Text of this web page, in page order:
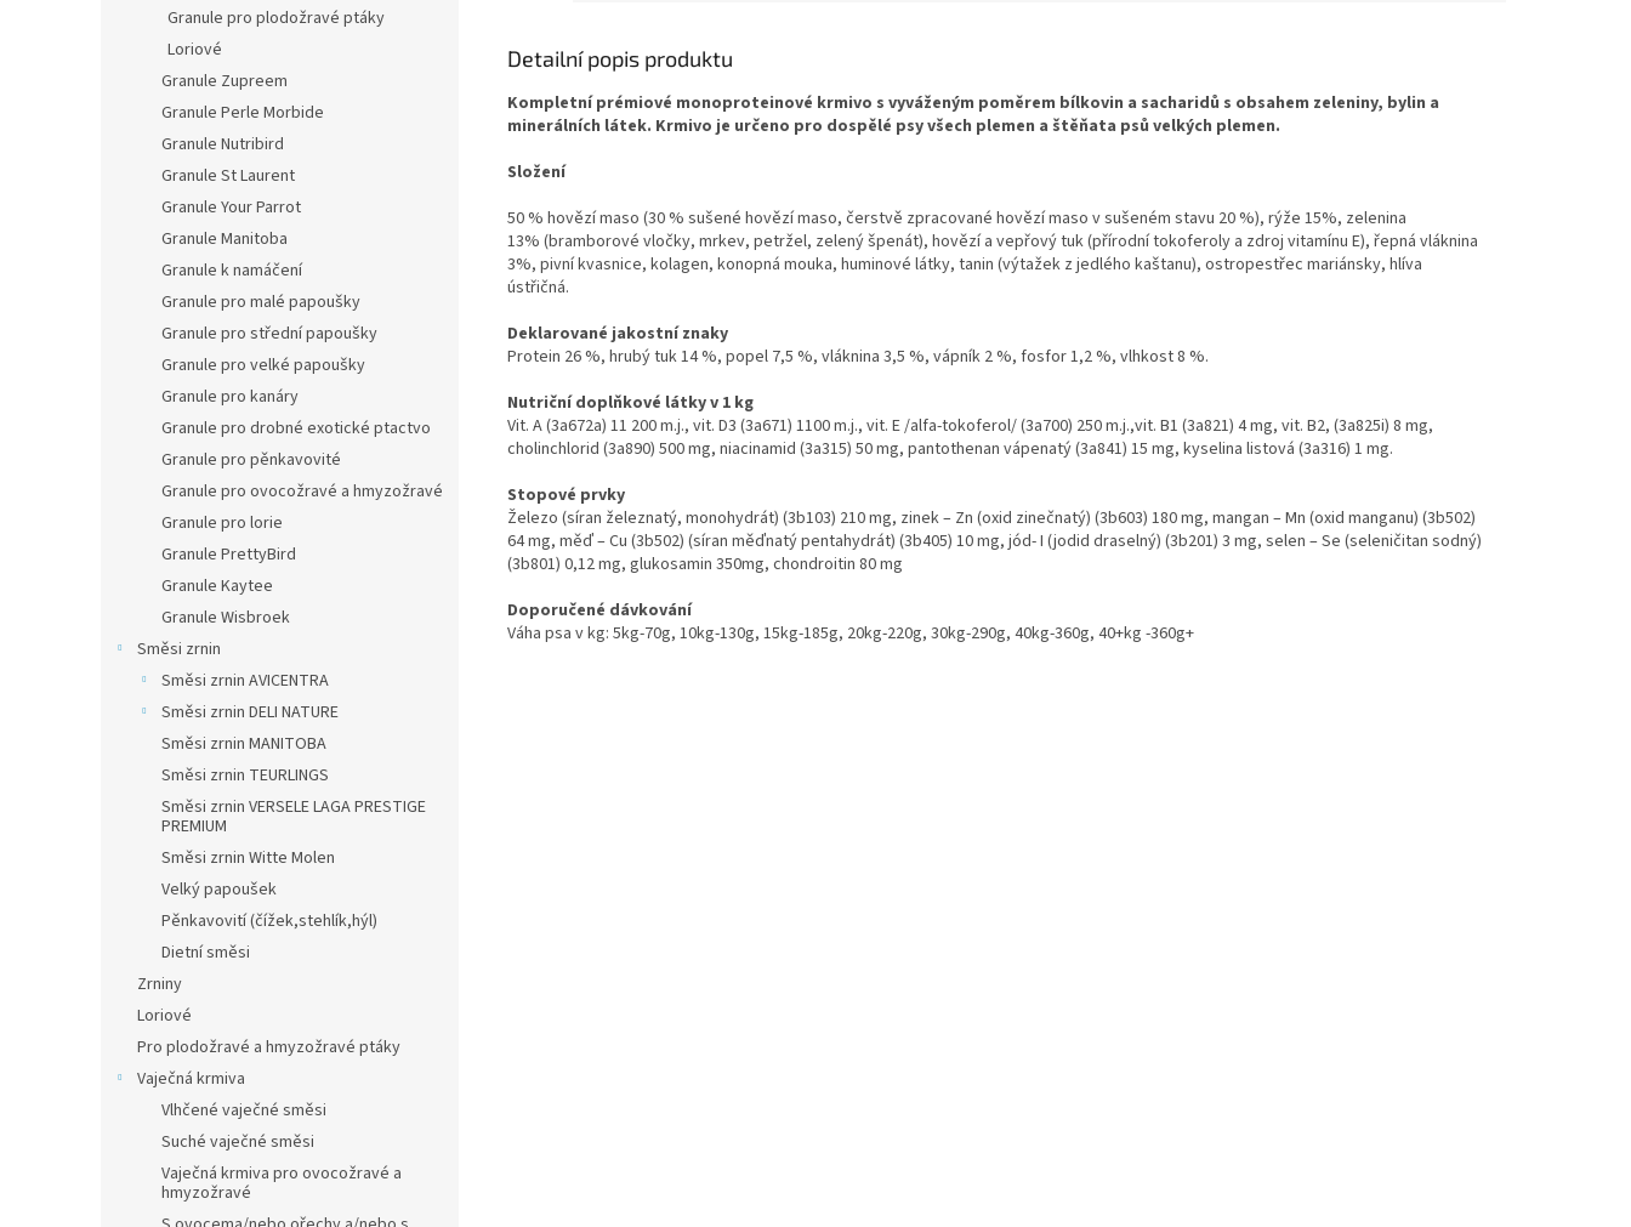
Granule pro plodožravé ptáky
Loriové
Granule Zupreem
Granule Perle Morbide
Granule Nutribird
Granule St Laurent
Granule Your Parrot
Granule Manitoba
Granule k namáčení
Granule pro malé papoušky
Granule pro střední papoušky
Granule pro velké papoušky
Granule pro kanáry
Granule pro drobné exotické ptactvo
Granule pro pěnkavovité
Granule pro ovocožravé a hmyzožravé
Granule pro lorie
Granule PrettyBird
Granule Kaytee
Granule Wisbroek
Směsi zrnin
Směsi zrnin AVICENTRA
Směsi zrnin DELI NATURE
Směsi zrnin MANITOBA
Směsi zrnin TEURLINGS
Směsi zrnin VERSELE LAGA PRESTIGE
PREMIUM
Směsi zrnin Witte Molen
Velký papoušek
Pěnkavovití (čížek,stehlík,hýl)
Dietní směsi
Zrniny
Loriové
Pro plodožravé a hmyzožravé ptáky
Vaječná krmiva
Vlhčené vaječné směsi
Suché vaječné směsi
Vaječná krmiva pro ovocožravé a
hmyzožravé
Detailní popis produktu
Kompletní prémiové monoproteinové krmivo s vyváženým poměrem bílkovin a sacharidů s obsahem zeleniny, bylin a
minerálních látek. Krmivo je určeno pro dospělé psy všech plemen a štěňata psů velkých plemen.
Složení
50 % hovězí maso (30 % sušené hovězí maso, čerstvě zpracované hovězí maso v sušeném stavu 20 %), rýže 15%, zelenina
13% (bramborové vločky, mrkev, petržel, zelený špenát), hovězí a vepřový tuk (přírodní tokoferoly a zdroj vitamínu E), řepná vláknina
3%, pivní kvasnice, kolagen, konopná mouka, huminové látky, tanin (výtažek z jedlého kaštanu), ostropestřec mariánsky, hlíva
ústřičná.
Deklarované jakostní znaky
Protein 26 %, hrubý tuk 14 %, popel 7,5 %, vláknina 3,5 %, vápník 2 %, fosfor 1,2 %, vlhkost 8 %.
Nutriční doplňkové látky v 1 kg
Vit. A (3a672a) 11 200 m.j., vit. D3 (3a671) 1100 m.j., vit. E /alfa-tokoferol/ (3a700) 250 m.j.,vit. B1 (3a821) 4 mg, vit. B2, (3a825i) 8 mg,
cholinchlorid (3a890) 500 mg, niacinamid (3a315) 50 mg, pantothenan vápenatý (3a841) 15 mg, kyselina listová (3a316) 1 mg.
Stopové prvky
Železo (síran železnatý, monohydrát) (3b103) 210 mg, zinek – Zn (oxid zinečnatý) (3b603) 180 mg, mangan – Mn (oxid manganu) (3b502)
64 mg, měď – Cu (3b502) (síran měďnatý pentahydrát) (3b405) 10 mg, jód- I (jodid draselný) (3b201) 3 mg, selen – Se (seleničitan sodný)
(3b801) 0,12 mg, glukosamin 350mg, chondroitin 80 mg
Doporučené dávkování
Váha psa v kg: 5kg-70g, 10kg-130g, 15kg-185g, 20kg-220g, 30kg-290g, 40kg-360g, 40+kg -360g+